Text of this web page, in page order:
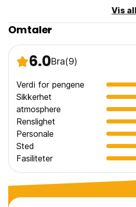
Vis
Omtaler
6.0Bra(9)
Verdi for pengene
Sikkerhet
atmosphere
Renslighet
Personale
Sted
Fasiliteter